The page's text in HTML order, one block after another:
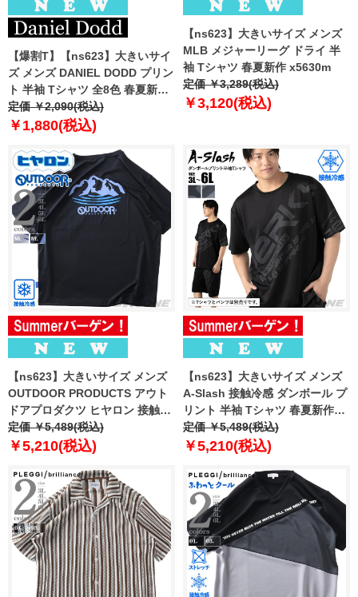
【爆割T】【ns623】大きいサイ
ズ メンズ DANIEL DODD プリン
ト 半袖 Tシャツ 全8色 春夏新作
azt-2602pt4 【fre】
定価 ￥2,090(税込)
￥1,880(税込)
【ns623】大きいサイズ メンズ
MLB メジャーリーグ ドライ 半
袖 Tシャツ 春夏新作 x5630m
定価 ￥3,289(税込)
￥3,120(税込)
【ns623】大きいサイズ メンズ
OUTDOOR PRODUCTS アウト
ドアプロダクツ ヒヤロン 接触冷
感 半袖 Tシャツ 春夏新作
x563ae
定価 ￥5,489(税込)
￥5,210(税込)
【ns623】大きいサイズ メンズ
A-Slash 接触冷感 ダンボール プ
リント 半袖 Tシャツ 春夏新作
66-48350-2 【fre】
定価 ￥5,489(税込)
￥5,210(税込)